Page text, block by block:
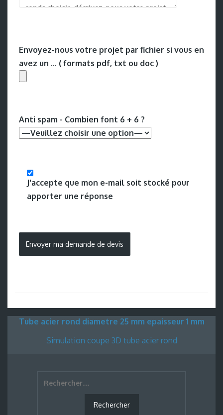
Envoyez-nous votre projet par fichier si vous en
avez un ... ( formats pdf, txt ou doc )
Anti spam - Combien font 6 + 6 ?
J'accepte que mon e-mail soit stocké pour
apporter une réponse
Tube acier rond diametre 25 mm epaisseur 1 mm
Simulation coupe 3D tube acier rond